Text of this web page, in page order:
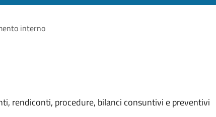
interno
rendiconti, procedure, bilanci consuntivi e preventivi